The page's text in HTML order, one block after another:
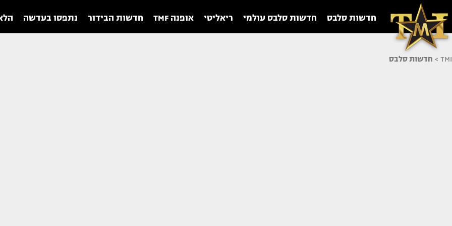
חדשות סלבס חדשות סלבס עולמי ריאליטי אופנה TMF חדשות הבידור נתפסו בעדשה
TMI
> חדשות סלבס